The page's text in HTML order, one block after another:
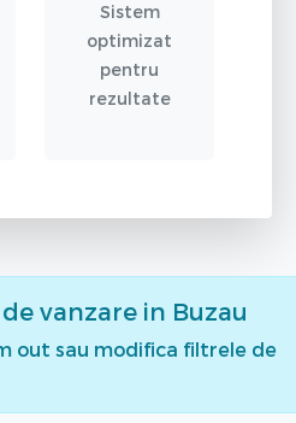
Sistem
optimizat
pentru
rezultate
vanzare in Buzau
out sau modifica filtrele de